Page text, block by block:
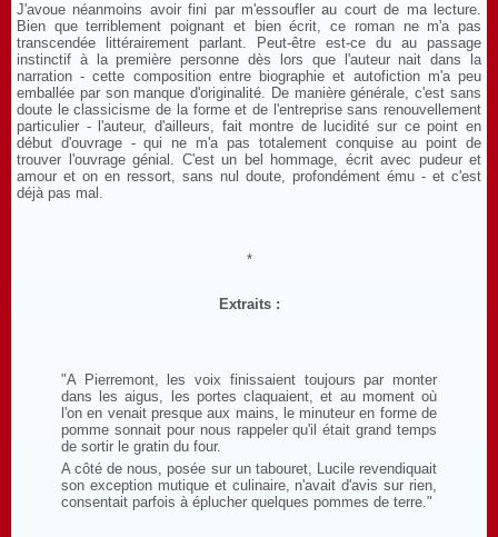
J'avoue néanmoins avoir fini par m'essoufler au court de ma lecture.
Bien que terriblement poignant et bien écrit, ce roman ne m'a pas
transcendée littérairement parlant. Peut-être est-ce du au passage
instinctif à la première personne dès lors que l'auteur nait dans la
narration - cette composition entre biographie et autofiction m'a peu
emballée par son manque d'originalité. De manière générale, c'est sans
doute le classicisme de la forme et de l'entreprise sans renouvellement
particulier - l'auteur, d'ailleurs, fait montre de lucidité sur ce point en
début d'ouvrage - qui ne m'a pas totalement conquise au point de
trouver l'ouvrage génial. C'est un bel hommage, écrit avec pudeur et
amour et on en ressort, sans nul doute, profondément ému - et c'est
déjà pas mal.
*
Extraits :
"A Pierremont, les voix finissaient toujours par monter
dans les aigus, les portes claquaient, et au moment où
l'on en venait presque aux mains, le minuteur en forme de
pomme sonnait pour nous rappeler qu'il était grand temps
de sortir le gratin du four.
A côté de nous, posée sur un tabouret, Lucile revendiquait
son exception mutique et culinaire, n'avait d'avis sur rien,
consentait parfois à éplucher quelques pommes de terre."